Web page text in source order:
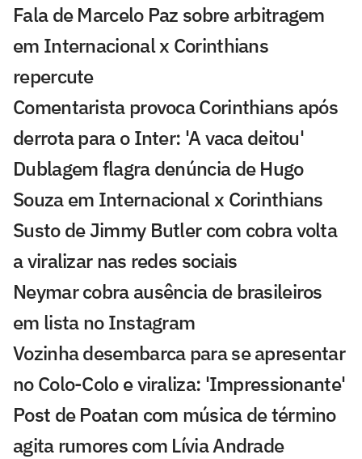
Fala de Marcelo Paz sobre arbitragem
em Internacional x Corinthians
repercute
Comentarista provoca Corinthians após
derrota para o Inter: 'A vaca deitou'
Dublagem flagra denúncia de Hugo
Souza em Internacional x Corinthians
Susto de Jimmy Butler com cobra volta
a viralizar nas redes sociais
Neymar cobra ausência de brasileiros
em lista no Instagram
Vozinha desembarca para se apresentar
no Colo-Colo e viraliza: 'Impressionante'
Post de Poatan com música de término
agita rumores com Lívia Andrade